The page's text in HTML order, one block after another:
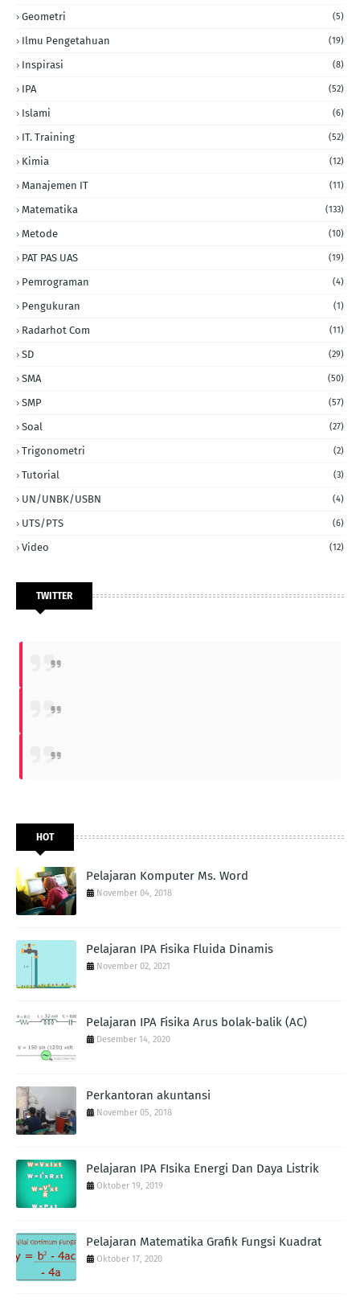
Geometri (5)
Ilmu Pengetahuan (19)
Inspirasi (8)
IPA (52)
Islami (6)
IT. Training (52)
Kimia (12)
Manajemen IT (11)
Matematika (133)
Metode (10)
PAT PAS UAS (19)
Pemrograman (4)
Pengukuran (1)
Radarhot Com (11)
SD (29)
SMA (50)
SMP (57)
Soal (27)
Trigonometri (2)
Tutorial (3)
UN/UNBK/USBN (4)
UTS/PTS (6)
Video (12)
TWITTER
HOT
Pelajaran Komputer Ms. Word
November 04, 2018
Pelajaran IPA Fisika Fluida Dinamis
November 02, 2021
Pelajaran IPA Fisika Arus bolak-balik (AC)
Desember 14, 2020
Perkantoran akuntansi
November 05, 2018
Pelajaran IPA FIsika Energi Dan Daya Listrik
Oktober 19, 2019
Pelajaran Matematika Grafik Fungsi Kuadrat
Oktober 17, 2020